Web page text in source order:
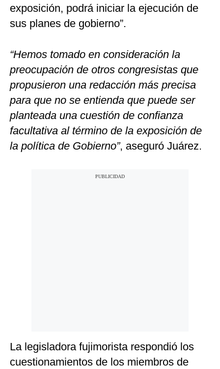
exposición, podrá iniciar la ejecución de
sus planes de gobierno”.
“Hemos tomado en consideración la
preocupación de otros congresistas que
propusieron una redacción más precisa
para que no se entienda que puede ser
planteada una cuestión de confianza
facultativa al término de la exposición de
la política de Gobierno”, aseguró Juárez.
La legisladora fujimorista respondió los
cuestionamientos de los miembros de